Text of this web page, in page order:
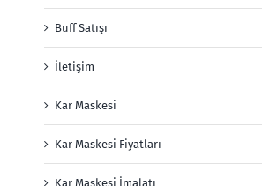
Buff Satışı
İletişim
Kar Maskesi
Kar Maskesi Fiyatları
Kar Maskesi İmalatı